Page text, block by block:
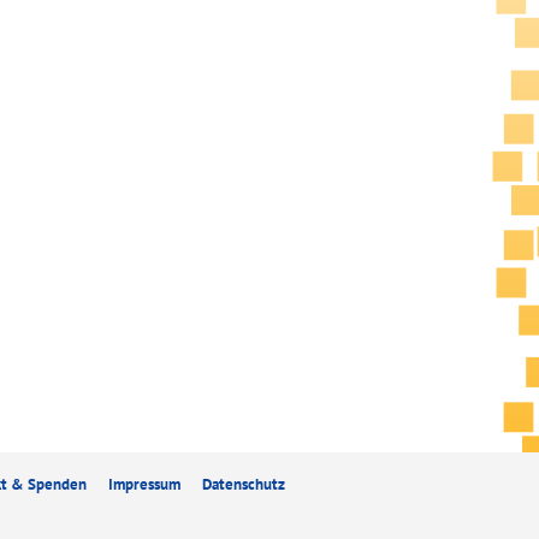
& Spenden Impressum Datenschutz